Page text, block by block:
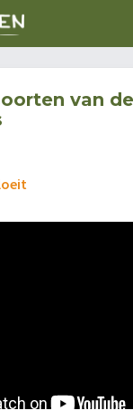
van